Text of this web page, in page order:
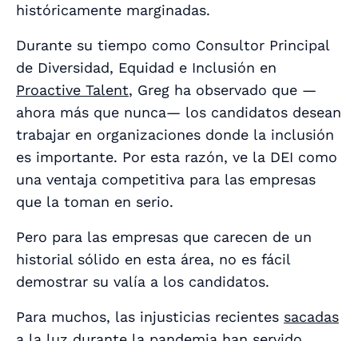
históricamente marginadas.
Durante su tiempo como Consultor Principal
de Diversidad, Equidad e Inclusión en
Proactive Talent, Greg ha observado que —
ahora más que nunca— los candidatos desean
trabajar en organizaciones donde la inclusión
es importante. Por esta razón, ve la DEI como
una ventaja competitiva para las empresas
que la toman en serio.
Pero para las empresas que carecen de un
historial sólido en esta área, no es fácil
demostrar su valía a los candidatos.
Para muchos, las injusticias recientes sacadas